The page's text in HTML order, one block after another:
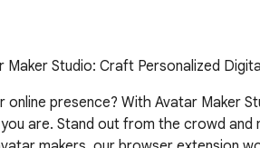
Maker Studio: Craft Personalized
presence? With Avatar Maker
are. Stand out from the crowd and